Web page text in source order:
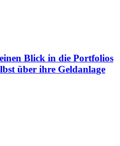
Blick in die Portfolios
über ihre Geldanlage